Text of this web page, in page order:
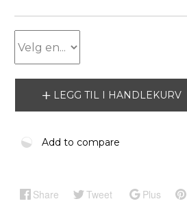
LEGG TIL I HANDLEKURV
Add to compare
Share Tweet Plus